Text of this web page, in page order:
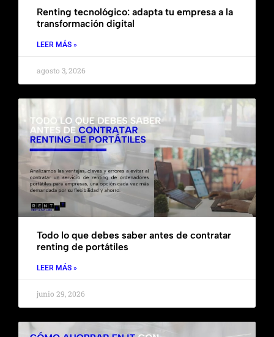
Renting tecnológico: adapta tu empresa a la
transformación digital
LEER MÁS »
agosto 3, 2026
Todo lo que debes saber antes de contratar
renting de portátiles
LEER MÁS »
junio 29, 2026